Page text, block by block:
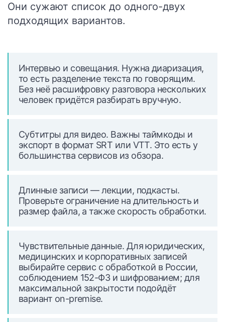
Они сужают список до одного-двух
подходящих вариантов.
Интервью и совещания. Нужна диаризация,
то есть разделение текста по говорящим.
Без неё расшифровку разговора нескольких
человек придётся разбирать вручную.
Субтитры для видео. Важны таймкоды и
экспорт в формат SRT или VTT. Это есть у
большинства сервисов из обзора.
Длинные записи — лекции, подкасты.
Проверьте ограничение на длительность и
размер файла, а также скорость обработки.
Чувствительные данные. Для юридических,
медицинских и корпоративных записей
выбирайте сервис с обработкой в России,
соблюдением 152-ФЗ и шифрованием; для
максимальной закрытости подойдёт
вариант on-premise.